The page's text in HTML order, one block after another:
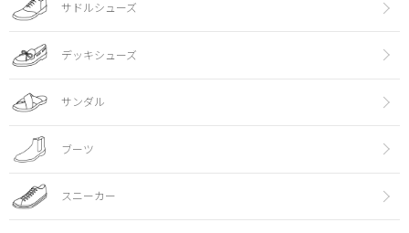
サドルシューズ
デッキシューズ
サンダル
ブーツ
スニーカー